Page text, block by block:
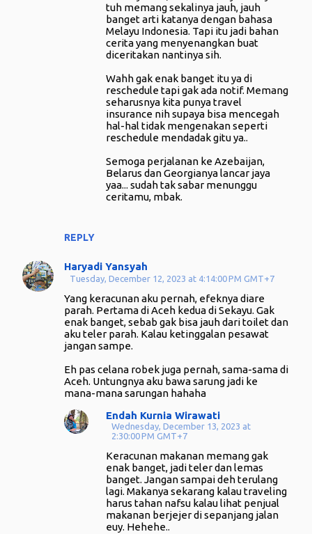
REPLY
tuh memang sekalinya jauh, jauh
banget arti katanya dengan bahasa
Melayu Indonesia. Tapi itu jadi bahan
cerita yang menyenangkan buat
diceritakan nantinya sih.
Wahh gak enak banget itu ya di
reschedule tapi gak ada notif. Memang
seharusnya kita punya travel
insurance nih supaya bisa mencegah
hal-hal tidak mengenakan seperti
reschedule mendadak gitu ya..
Semoga perjalanan ke Azebaijan,
Belarus dan Georgianya lancar jaya
yaa... sudah tak sabar menunggu
ceritamu, mbak.
Haryadi Yansyah
Tuesday, December 12, 2023 at 4:14:00 PM GMT+7
Yang keracunan aku pernah, efeknya diare
parah. Pertama di Aceh kedua di Sekayu. Gak
enak banget, sebab gak bisa jauh dari toilet dan
aku teler parah. Kalau ketinggalan pesawat
jangan sampe.
Eh pas celana robek juga pernah, sama-sama di
Aceh. Untungnya aku bawa sarung jadi ke
mana-mana sarungan hahaha
Endah Kurnia Wirawati
Wednesday, December 13, 2023 at
2:30:00 PM GMT+7
Keracunan makanan memang gak
enak banget, jadi teler dan lemas
banget. Jangan sampai deh terulang
lagi. Makanya sekarang kalau traveling
harus tahan nafsu kalau lihat penjual
makanan berjejer di sepanjang jalan
euy. Hehehe..